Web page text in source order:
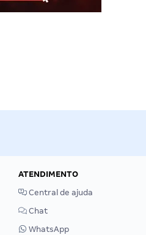
ATENDIMENTO
Central de ajuda
Chat
WhatsApp